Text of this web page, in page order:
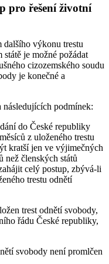
pro řešení životní
dalšího výkonu trestu
je možné požádat
cizozemského soudu
je konečné a
následujících podmínek:
do České republiky
z uloženého trestu
kratší jen ve výjimečných
než členských států
celý postup, zbývá-li
trestu odnětí
trest odnětí svobody,
řádu České republiky,
svobody není promlčen